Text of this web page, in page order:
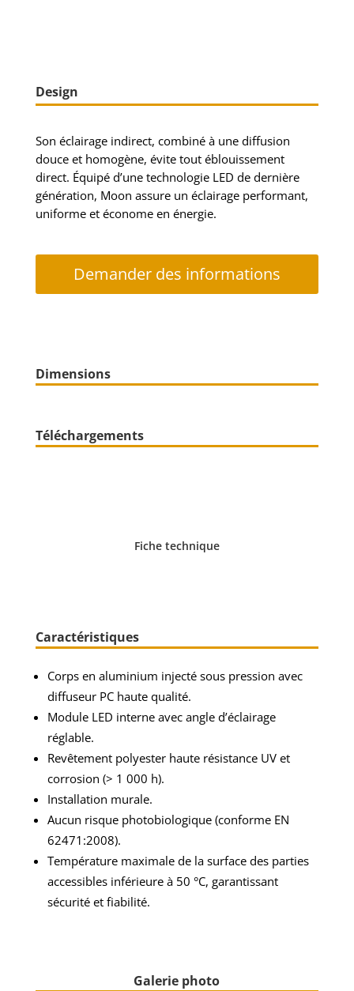
Design
Son éclairage indirect, combiné à une diffusion
douce et homogène, évite tout éblouissement
direct. Équipé d’une technologie LED de dernière
génération, Moon assure un éclairage performant,
uniforme et économe en énergie.
Demander des informations
Dimensions
Téléchargements
Fiche technique
Caractéristiques
Corps en aluminium injecté sous pression avec
diffuseur PC haute qualité.
Module LED interne avec angle d’éclairage
réglable.
Revêtement polyester haute résistance UV et
corrosion (> 1 000 h).
Installation murale.
Aucun risque photobiologique (conforme EN
62471:2008).
Température maximale de la surface des parties
accessibles inférieure à 50 °C, garantissant
sécurité et fiabilité.
Galerie photo